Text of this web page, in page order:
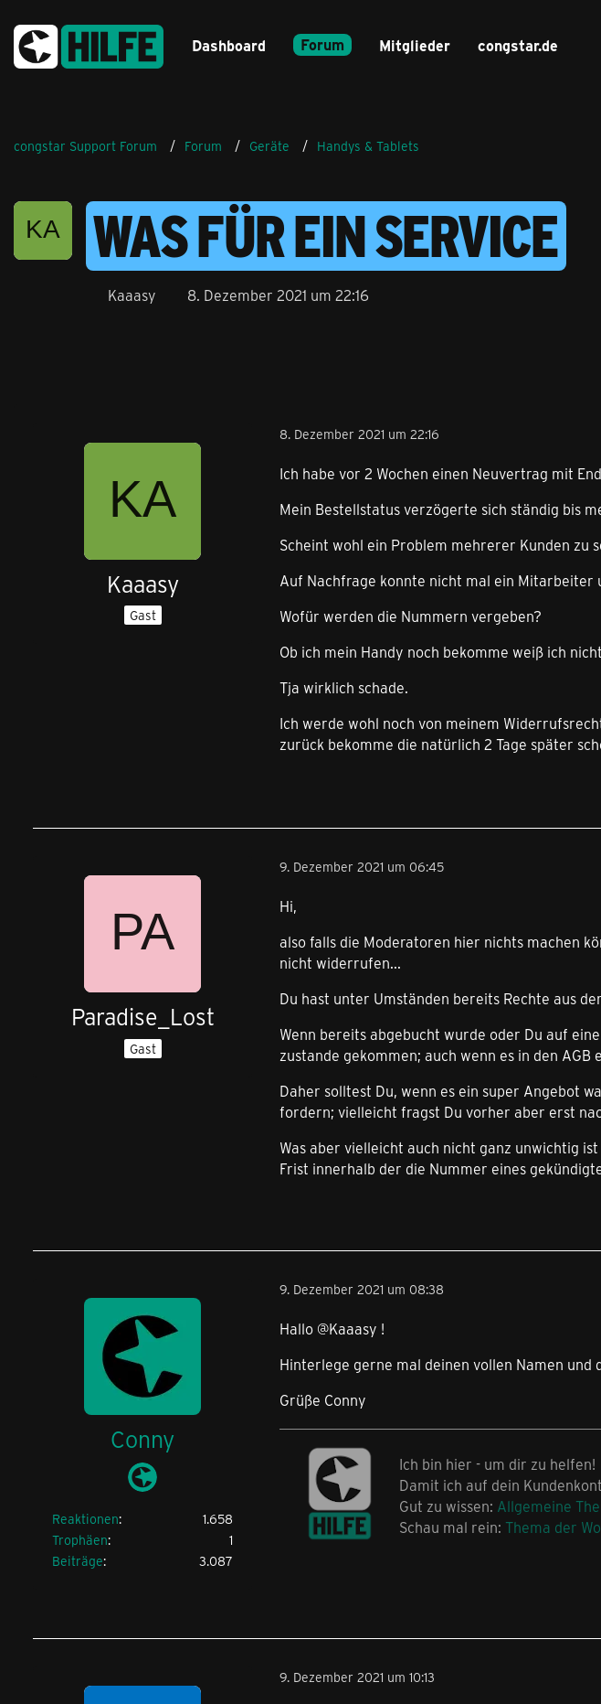
Dashboard Forum Mitglieder congstar.de
congstar Support Forum Forum Geräte Handys & Tablets
WAS FÜR EIN SERVICE
Kaaasy 8. Dezember 2021 um 22:16
Kaaasy
Gast
8. Dezember 2021 um 22:16
Ich habe vor 2 Wochen einen Neuvertrag mit
Mein Bestellstatus verzögerte sich ständig bis
Scheint wohl ein Problem mehrerer Kunden zu
Auf Nachfrage konnte nicht mal ein Mitarbeiter
Wofür werden die Nummern vergeben?
Ob ich mein Handy noch bekomme weiß ich
Tja wirklich schade.
Ich werde wohl noch von meinem
zurück bekomme die natürlich 2 Tage später
Paradise_Lost
Gast
9. Dezember 2021 um 06:45
Hi,
also falls die Moderatoren hier nichts machen
nicht widerrufen...
Du hast unter Umständen bereits Rechte aus
Wenn bereits abgebucht wurde oder Du auf
zustande gekommen; auch wenn es in den AGB
Daher solltest Du, wenn es ein super Angebot
fordern; vielleicht fragst Du vorher aber erst
Was aber vielleicht auch nicht ganz unwichtig
Frist innerhalb der die Nummer eines
Conny
Reaktionen
1.658
Trophäen
1
Beiträge
3.087
9. Dezember 2021 um 08:38
Hallo @Kaaasy !
Hinterlege gerne mal deinen vollen Namen
Grüße Conny
Ich bin hier - um dir zu helfen!
Damit ich auf dein
Gut zu wissen: Allgemeine
Schau mal rein: Thema der
9. Dezember 2021 um 10:13